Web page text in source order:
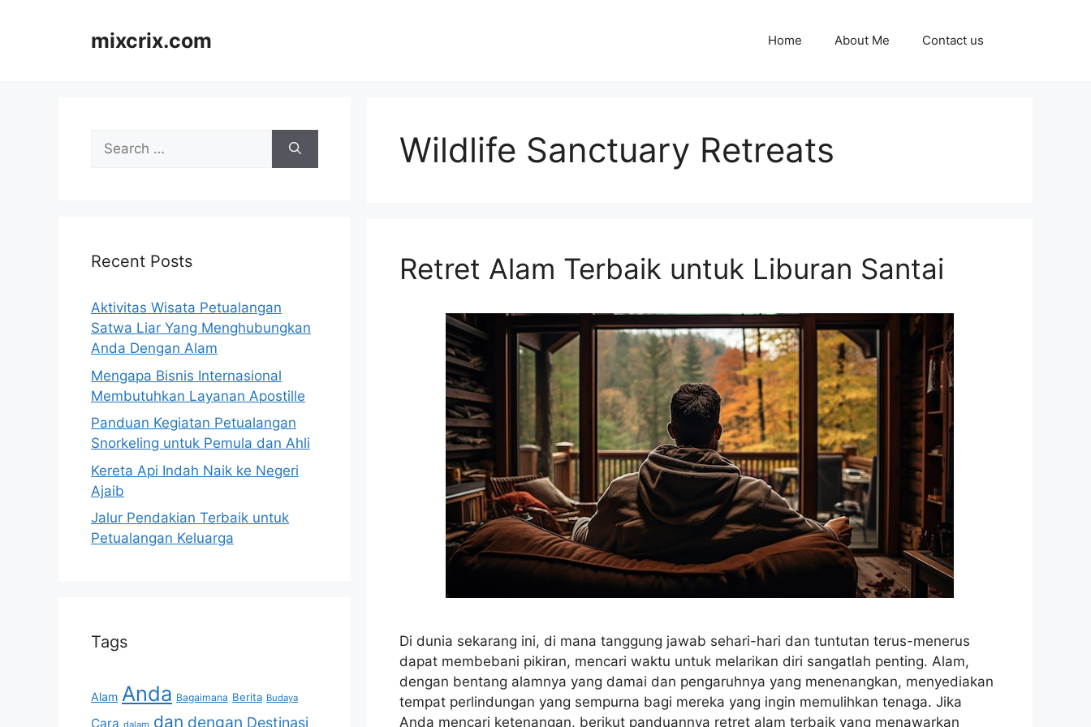
mixcrix.com Home About Me Contact us
Wildlife Sanctuary Retreats
Retret Alam Terbaik untuk Liburan Santai
Di dunia sekarang ini, di mana tanggung jawab sehari-hari dan tuntutan terus-menerus
dapat membebani pikiran, mencari waktu untuk melarikan diri sangatlah penting. Alam,
dengan bentang alamnya yang damai dan pengaruhnya yang menenangkan, menyediakan
tempat perlindungan yang sempurna bagi mereka yang ingin memulihkan tenaga. Jika
Anda mencari ketenangan, berikut panduannya retret alam terbaik yang menawarkan
Search
for:
Recent Posts
Aktivitas Wisata Petualangan
Satwa Liar Yang Menghubungkan
Anda Dengan Alam
Mengapa Bisnis Internasional
Membutuhkan Layanan Apostille
Panduan Kegiatan Petualangan
Snorkeling untuk Pemula dan Ahli
Kereta Api Indah Naik ke Negeri
Ajaib
Jalur Pendakian Terbaik untuk
Petualangan Keluarga
Tags
Alam Anda Bagaimana Berita Budaya
Cara dalam dan dengan Destinasi